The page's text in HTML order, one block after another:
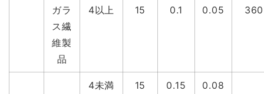
ガラ
ス繊
維製
品
4以上 15 0.1 0.05 360
4未満 15 0.15 0.08